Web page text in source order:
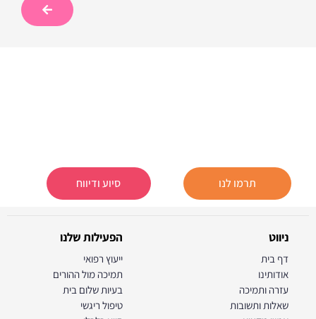
תרמו לנו סיוע ודיווח
ניווט
דף בית
אודותינו
עזרה ותמיכה
שאלות ותשובות
הפעילות שלנו
ייעוץ רפואי
תמיכה מול ההורים
בעיות שלום בית
טיפול ריגשי